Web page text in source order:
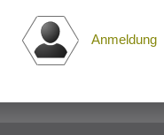
Anmeldung